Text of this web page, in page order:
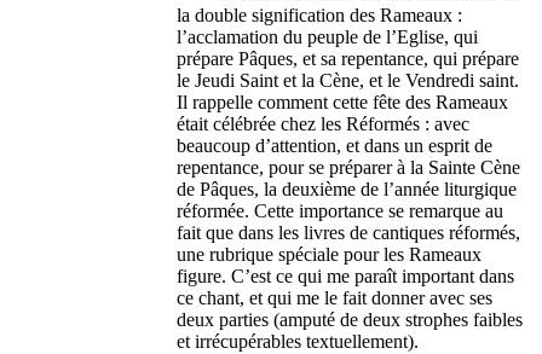
la double signification des Rameaux :
l’acclamation du peuple de l’Eglise, qui
prépare Pâques, et sa repentance, qui prépare
le Jeudi Saint et la Cène, et le Vendredi saint.
Il rappelle comment cette fête des Rameaux
était célébrée chez les Réformés : avec
beaucoup d’attention, et dans un esprit de
repentance, pour se préparer à la Sainte Cène
de Pâques, la deuxième de l’année liturgique
réformée. Cette importance se remarque au
fait que dans les livres de cantiques réformés,
une rubrique spéciale pour les Rameaux
figure. C’est ce qui me paraît important dans
ce chant, et qui me le fait donner avec ses
deux parties (amputé de deux strophes faibles
et irrécupérables textuellement).